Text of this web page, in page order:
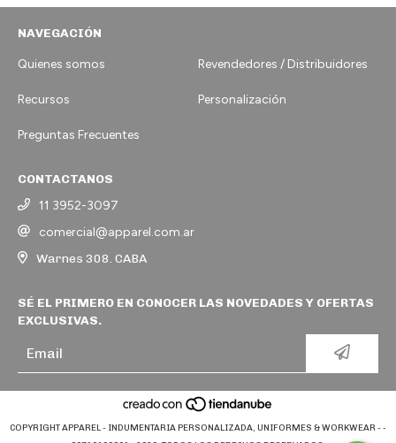
NAVEGACIÓN
Quienes somos Revendedores / Distribuidores
Recursos Personalización
Preguntas Frecuentes
CONTACTANOS
11 3952-3097
comercial@apparel.com.ar
Warnes 308. CABA
SÉ EL PRIMERO EN CONOCER LAS NOVEDADES Y OFERTAS
EXCLUSIVAS.
COPYRIGHT APPAREL - INDUMENTARIA PERSONALIZADA, UNIFORMES & WORKWEAR - -